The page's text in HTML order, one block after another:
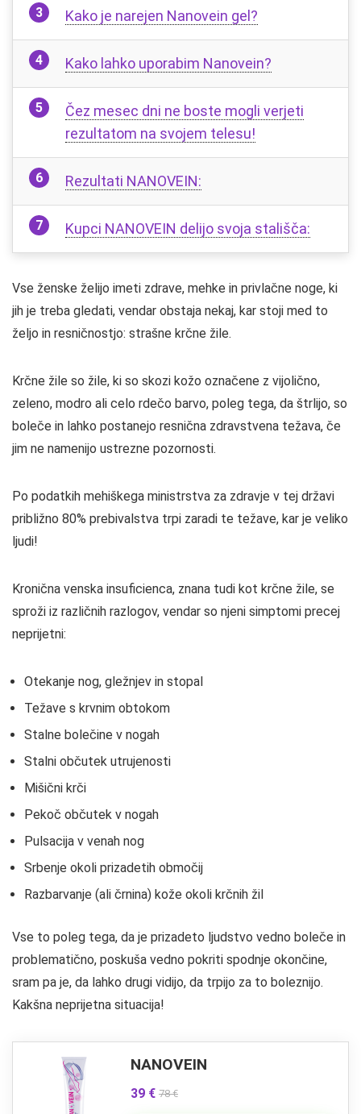
Kako je narejen Nanovein gel?
Kako lahko uporabim Nanovein?
Čez mesec dni ne boste mogli verjeti
rezultatom na svojem telesu!
Rezultati NANOVEIN:
Kupci NANOVEIN delijo svoja stališča:
Vse ženske želijo imeti zdrave, mehke in privlačne noge, ki
jih je treba gledati, vendar obstaja nekaj, kar stoji med to
željo in resničnostjo: strašne krčne žile.
Krčne žile so žile, ki so skozi kožo označene z vijolično,
zeleno, modro ali celo rdečo barvo, poleg tega, da štrlijo, so
boleče in lahko postanejo resnična zdravstvena težava, če
jim ne namenijo ustrezne pozornosti.
Po podatkih mehiškega ministrstva za zdravje v tej državi
približno 80% prebivalstva trpi zaradi te težave, kar je veliko
ljudi!
Kronična venska insuficienca, znana tudi kot krčne žile, se
sproži iz različnih razlogov, vendar so njeni simptomi precej
neprijetni:
Otekanje nog, gležnjev in stopal
Težave s krvnim obtokom
Stalne bolečine v nogah
Stalni občutek utrujenosti
Mišični krči
Pekoč občutek v nogah
Pulsacija v venah nog
Srbenje okoli prizadetih območij
Razbarvanje (ali črnina) kože okoli krčnih žil
Vse to poleg tega, da je prizadeto ljudstvo vedno boleče in
problematično, poskuša vedno pokriti spodnje okončine,
sram pa je, da lahko drugi vidijo, da trpijo za to boleznijo.
Kakšna neprijetna situacija!
NANOVEIN
39 € 78 €